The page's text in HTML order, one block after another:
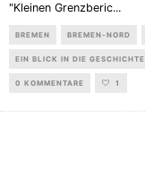
"Kleinen Grenzberic...
BREMEN BREMEN-NORD
EIN BLICK IN DIE GESCHICHTE
0 KOMMENTARE 1